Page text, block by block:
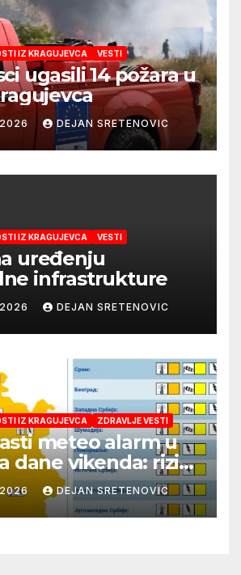
IZ KRAGUJEVCA VESTI
ugasili 14 požara u
DEJAN SRETENOVIC
IZ KRAGUJEVCA VESTI
uređenju
infrastrukture
DEJAN SRETENOVIC
IZ KRAGUJEVCA ZDRAVLJE VESTI
meteo alarm u
dane vikenda: rizik
i širenja požara
i dalje veoma
DEJAN SRETENOVIC